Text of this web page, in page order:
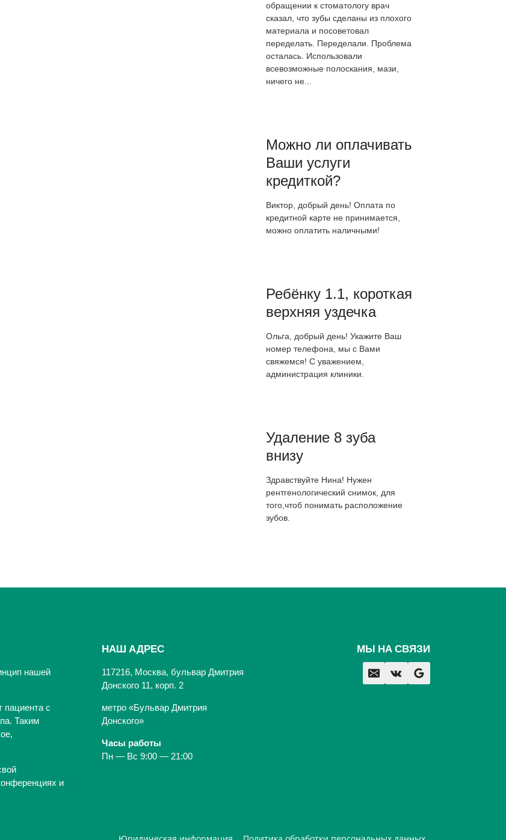
обращении к стоматологу врач
сказал, что зубы сделаны из плохого
материала и посоветовал
переделать. Переделали. Проблема
осталась. Использовали
всевозможные полоскания, мази,
ничего не...
Можно ли оплачивать
Ваши услуги
кредиткой?
Виктор, добрый день! Оплата по
кредитной карте не принимается,
можно оплатить наличными!
Ребёнку 1.1, короткая
верхняя уздечка
Ольга, добрый день! Укажите Ваш
номер телефона, мы с Вами
свяжемся! С уважением,
администрация клиники.
Удаление 8 зуба
внизу
Здравствуйте Нина! Нужен
рентгенологический снимок, для
того,чтоб понимать расположение
зубов.
нашей
пациента с
Таким
и
НАШ АДРЕС
117216, Москва, бульвар Дмитрия
Донского 11, корп. 2
метро «Бульвар Дмитрия
Донского»
Часы работы
Пн — Вс 9:00 — 21:00
МЫ НА СВЯЗИ